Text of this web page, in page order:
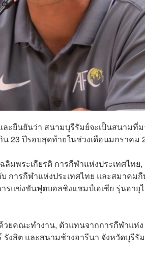
ละยืนยันว่า สนามบุรีรัมย์จะเป็นสนามที่
23 ปีรอบสุดท้ายในช่วงเดือนมกราคม
มพระเกียรติ การกีฬาแห่งประเทศไทย,
การกีฬาแห่งประเทศไทย และสมาคมกี
รแข่งขันฟุตบอลชิงแชมป์เอเชีย รุ่นอายุ
วยคณะทำงาน, ตัวแทนจากการกีฬาแห่ง
งสิต และสนามช้างอารีนา จังหวัดบุรีรั